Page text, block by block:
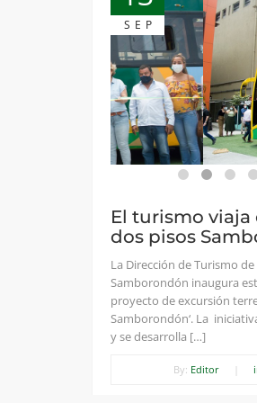
SEP
El turismo viaja
dos pisos
La Dirección de Turismo
Samborondón inaugura
proyecto de excursión
Samborondón‘. La
y se desarrolla […]
By: Editor